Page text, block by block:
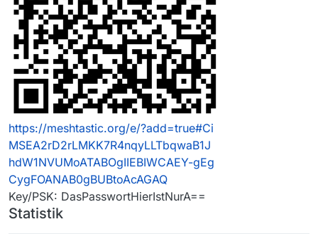
https://meshtastic.org/e/?add=true#Ci
MSEA2rD2rLMKK7R4nqyLLTbqwaB1J
hdW1NVUMoATABOgIIEBIWCAEY-gEg
CygFOANAB0gBUBtoAcAGAQ
Key/PSK: DasPasswortHierIstNurA==
Statistik